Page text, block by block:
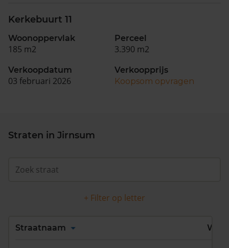
Kerkebuurt 11
Woonoppervlak
185 m2
Perceel
3.390 m2
Verkoopdatum
03 februari 2026
Verkoopprijs
Koopsom opvragen
Straten in Jirnsum
+ Filter op letter
Alles
Straatnaam Wijk